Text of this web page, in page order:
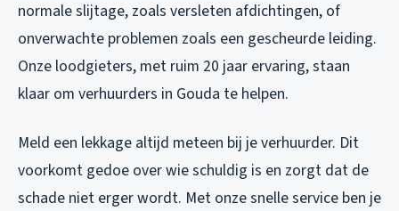
normale slijtage, zoals versleten afdichtingen, of
onverwachte problemen zoals een gescheurde leiding.
Onze loodgieters, met ruim 20 jaar ervaring, staan
klaar om verhuurders in Gouda te helpen.
Meld een lekkage altijd meteen bij je verhuurder. Dit
voorkomt gedoe over wie schuldig is en zorgt dat de
schade niet erger wordt. Met onze snelle service ben je